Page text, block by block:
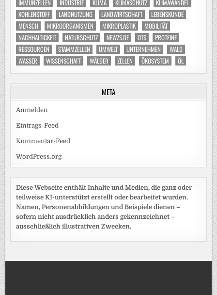
IMMUNZELLEN
INDUSTRIE KLIMA KLIMASCHUTZ
KLIMAWANDEL
KOHLENSTOFF
LANDNUTZUNG LANDWIRTSCHAFT
LEBENSKUNDE
MENSCH
MIKROORGANISMEN MIKROPLASTIK
MOBILITÄT
NACHHALTIGKEIT
NATURSCHUTZ NEWZS.DE OTS
PROTEINE
RESSOURCEN
STAMMZELLEN UMWELT UNTERNEHMEN
WALD
WASSER
WISSENSCHAFT WÄLDER ZELLEN ÖKOSYSTEM ÖL
META
Anmelden
Eintrags-Feed
Kommentar-Feed
WordPress.org
Diese Webseite enthält Inhalte und Medien, die ganz oder
teilweise KI-unterstützt erstellt oder bearbeitet wurden.
Namen, Personenabbildungen und Beispiele dienen –
sofern nicht ausdrücklich anders gekennzeichnet –
ausschließlich illustrativen Zwecken.